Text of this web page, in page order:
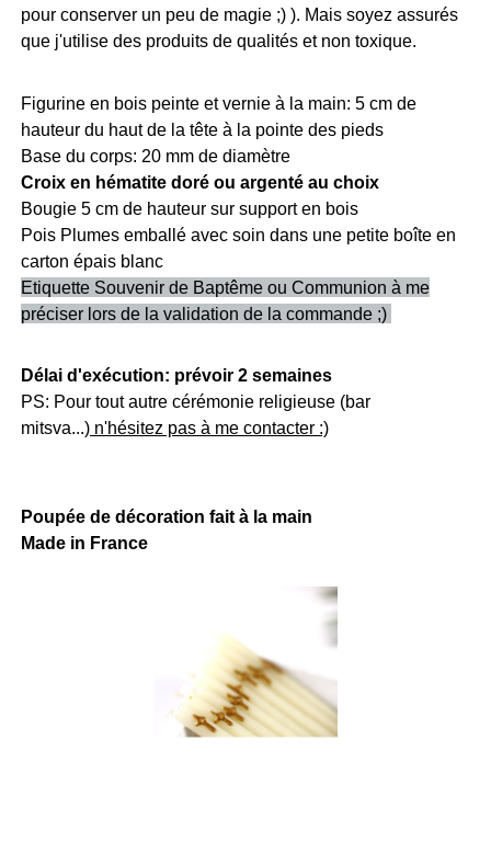
pour conserver un peu de magie ;) ). Mais soyez assurés
que j'utilise des produits de qualités et non toxique.
Figurine en bois peinte et vernie à la main: 5 cm de
hauteur du haut de la tête à la pointe des pieds
Base du corps: 20 mm de diamètre
Croix en hématite doré ou argenté au choix
Bougie 5 cm de hauteur sur support en bois
Pois Plumes emballé avec soin dans une petite boîte en
carton épais blanc
Etiquette Souvenir de Baptême ou Communion à me
préciser lors de la validation de la commande ;)
Délai d'exécution: prévoir 2 semaines
PS: Pour tout autre cérémonie religieuse (bar
mitsva...) n'hésitez pas à me contacter :)
Poupée de décoration fait à la main
Made in France